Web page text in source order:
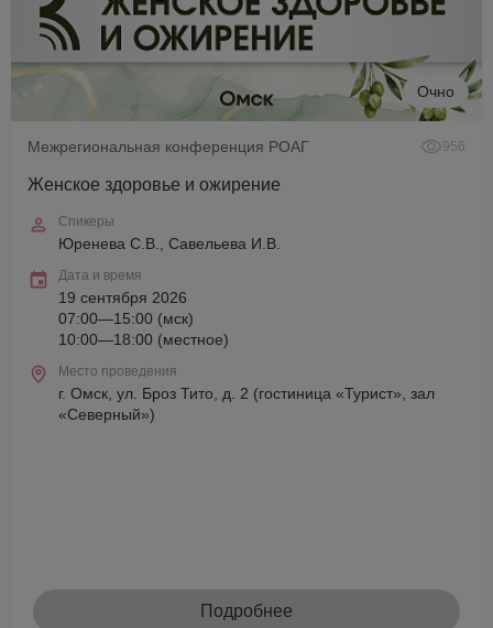
Очно
Межрегиональная конференция РОАГ 956
Женское здоровье и ожирение
Спикеры
Юренева С.В., Савельева И.В.
Дата и время
19 сентября 2026
07:00—15:00 (мск)
10:00—18:00 (местное)
Место проведения
г. Омск, ул. Броз Тито, д. 2 (гостиница «Турист», зал
«Северный»)
Подробнее